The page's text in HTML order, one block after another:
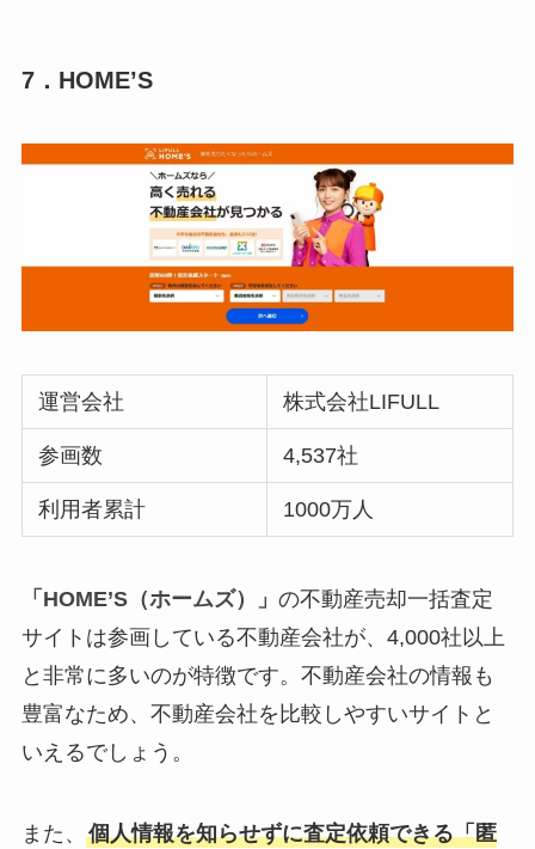
7．HOME’S
運営会社 株式会社LIFULL
参画数 4,537社
利用者累計 1000万人
「HOME’S（ホームズ）」 の不動産売却一括査定
サイトは参画している不動産会社が、4,000社以上
と非常に多いのが特徴です。不動産会社の情報も
豊富なため、不動産会社を比較しやすいサイトと
いえるでしょう。
また、 個人情報を知らせずに査定依頼できる「匿